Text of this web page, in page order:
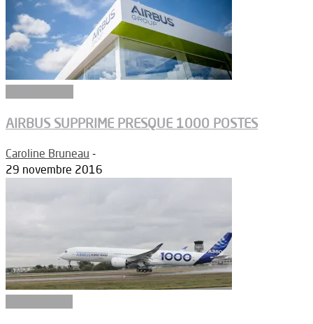
AIRBUS SUPPRIME PRESQUE 1000 POSTES
Caroline Bruneau -
29 novembre 2016